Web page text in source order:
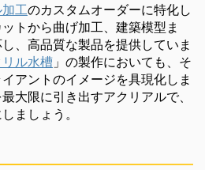
工のカスタムオーダーに特化し
トから曲げ加工、建築模型ま
、高品質な製品を提供していま
ル水槽 」の製作においても、そ
アントのイメージを具現化しま
大限に引き出すアクリアルで、
ましょう。